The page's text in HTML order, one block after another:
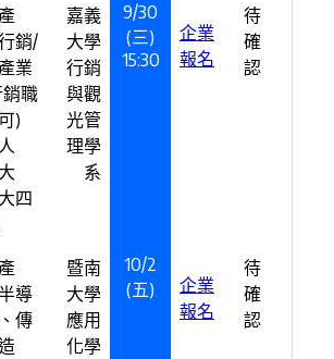
銷/
業
職
)
四
嘉義
大學
行銷
與觀
光管
理學
系
9/30
(三)
15:30
企業
報名
待
確
認
導
傳
暨南
大學
應用
化學
10/2
(五)
企業
報名
待
確
認